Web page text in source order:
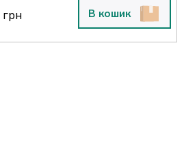
грн В кошик